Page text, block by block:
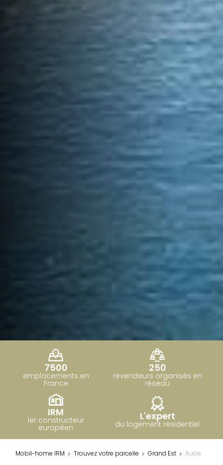
7500
emplacements en
France
250
revendeurs organisés en
réseau
IRM
1er constructeur
européen
L'expert
du logement résidentiel
Mobil-home IRM Trouvez votre parcelle Grand Est Aube